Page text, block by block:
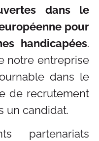
dans le
pour
handicapées.
notre entreprise
dans le
de recrutement
un candidat.
partenariats